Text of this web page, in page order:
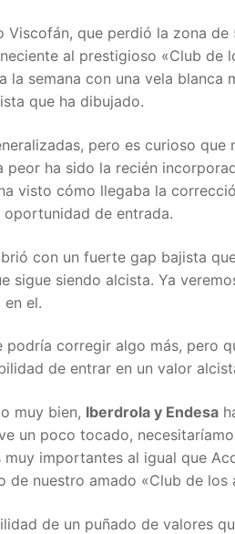
que perdió la zona
al prestigioso «Club de
semana con una vela blanca
que ha dibujado.
pero es curioso que
peor ha sido la recién
visto cómo llegaba la
oportunidad de entrada.
con un fuerte gap bajista
siendo alcista. Ya
el.
podría corregir algo más, pero
de entrar en un valor
muy bien, Iberdrola y Endesa
un poco tocado,
importantes al igual que
nuestro amado «Club de los
de un puñado de valores